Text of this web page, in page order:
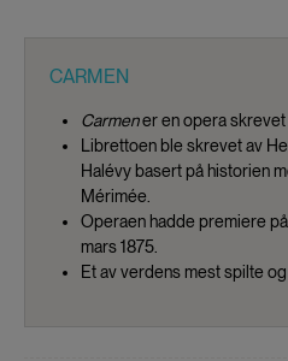
CARMEN
Carmener en opera skrevet
Librettoen ble skrevet av
Halévy basert på historien
Mérimée.
Operaen hadde premiere
mars 1875.
Et av verdens mest spilte